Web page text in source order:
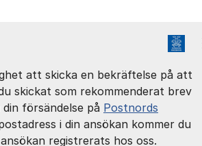
att skicka en bekräftelse på att
skickat som rekommenderat brev
försändelse på Postnords
i din ansökan kommer du
registrerats hos oss.